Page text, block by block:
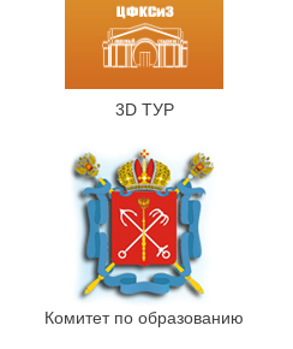
3D ТУР
Комитет по образованию